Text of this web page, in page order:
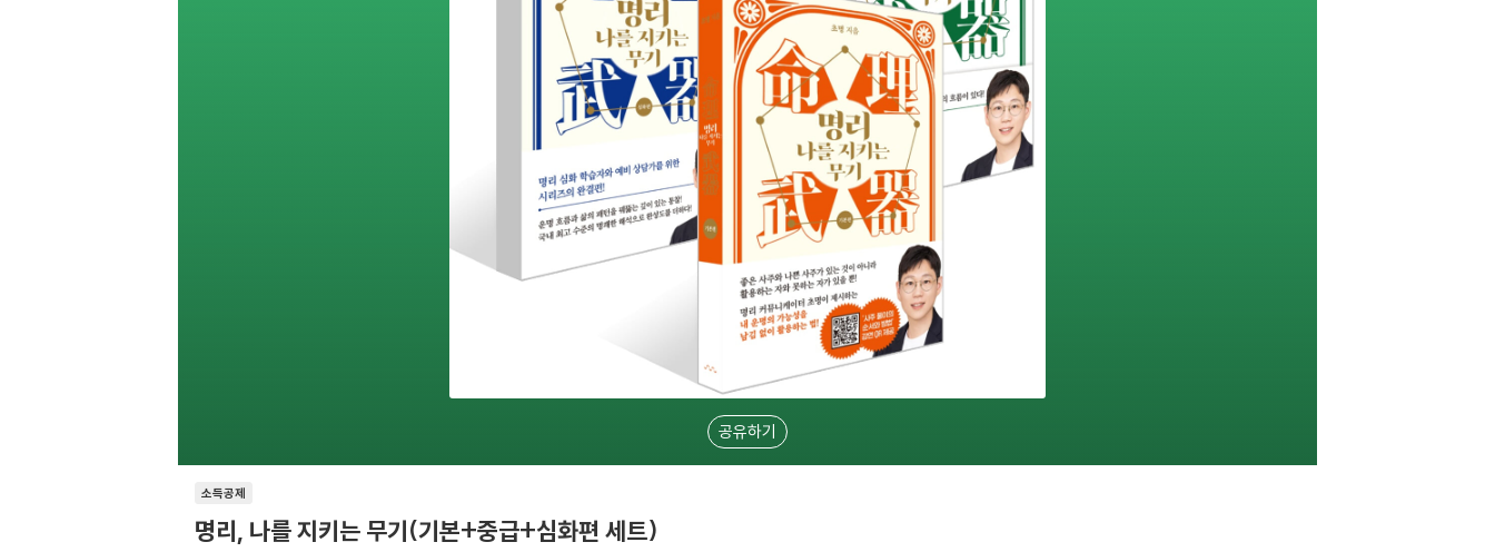
공유하기
소득공제
명리, 나를 지키는 무기(기본+중급+심화편 세트)